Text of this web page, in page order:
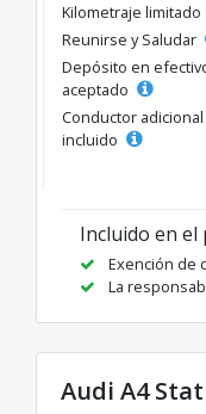
Kilometraje limitado
Reunirse y Saludar
Depósito en
aceptado
Conductor adicional
incluido
Incluido en el
Exención de
La
Audi A4